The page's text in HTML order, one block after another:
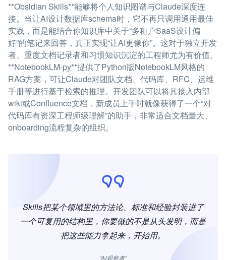
**Obsidian Skills**能够将个人知识图谱与Claude深度连
接。当让AI设计数据库schema时，它不再只调用通用最佳
实践，而是能结合你知识库中关于“多租户SaaS设计偏
好”的笔记来回答，真正实现“让AI更像你”。这对于独立开发
者、重度文档记录者和习惯知识沉淀的工程师尤为有价值。
**NotebookLM-py**提供了Python版NotebookLM风格的
RAG方案，可让Claude对团队文档、代码库、RFC、运维
手册等进行基于检索的推理。开发团队可以将其接入内部
wiki或Confluence文档，新成员上手时就像获得了一个“对
代码库有资深工程师级理解”的助手，非常适合文档量大、
onboarding流程复杂的组织。
Skills把某个领域里的方法论、标准和经验封装进了
一个可复用的结构里，你要做的不是从头发明，而是
把这些能力拿起来，开始用。
“AI观察者”